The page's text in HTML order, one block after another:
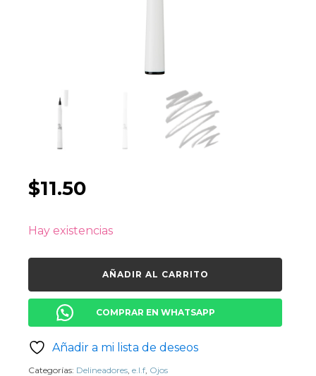
$11.50
Hay existencias
AÑADIR AL CARRITO
COMPRAR EN WHATSAPP
Añadir a mi lista de deseos
Categorías: Delineadores, e.l.f, Ojos